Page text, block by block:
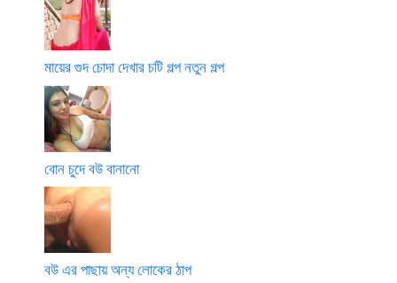
মায়ের গুদ চোদা দেখার চটি গল্প নতুন গল্প
বোন চুদে বউ বানানো
বউ এর পাছায় অন্য লোকের ঠাপ